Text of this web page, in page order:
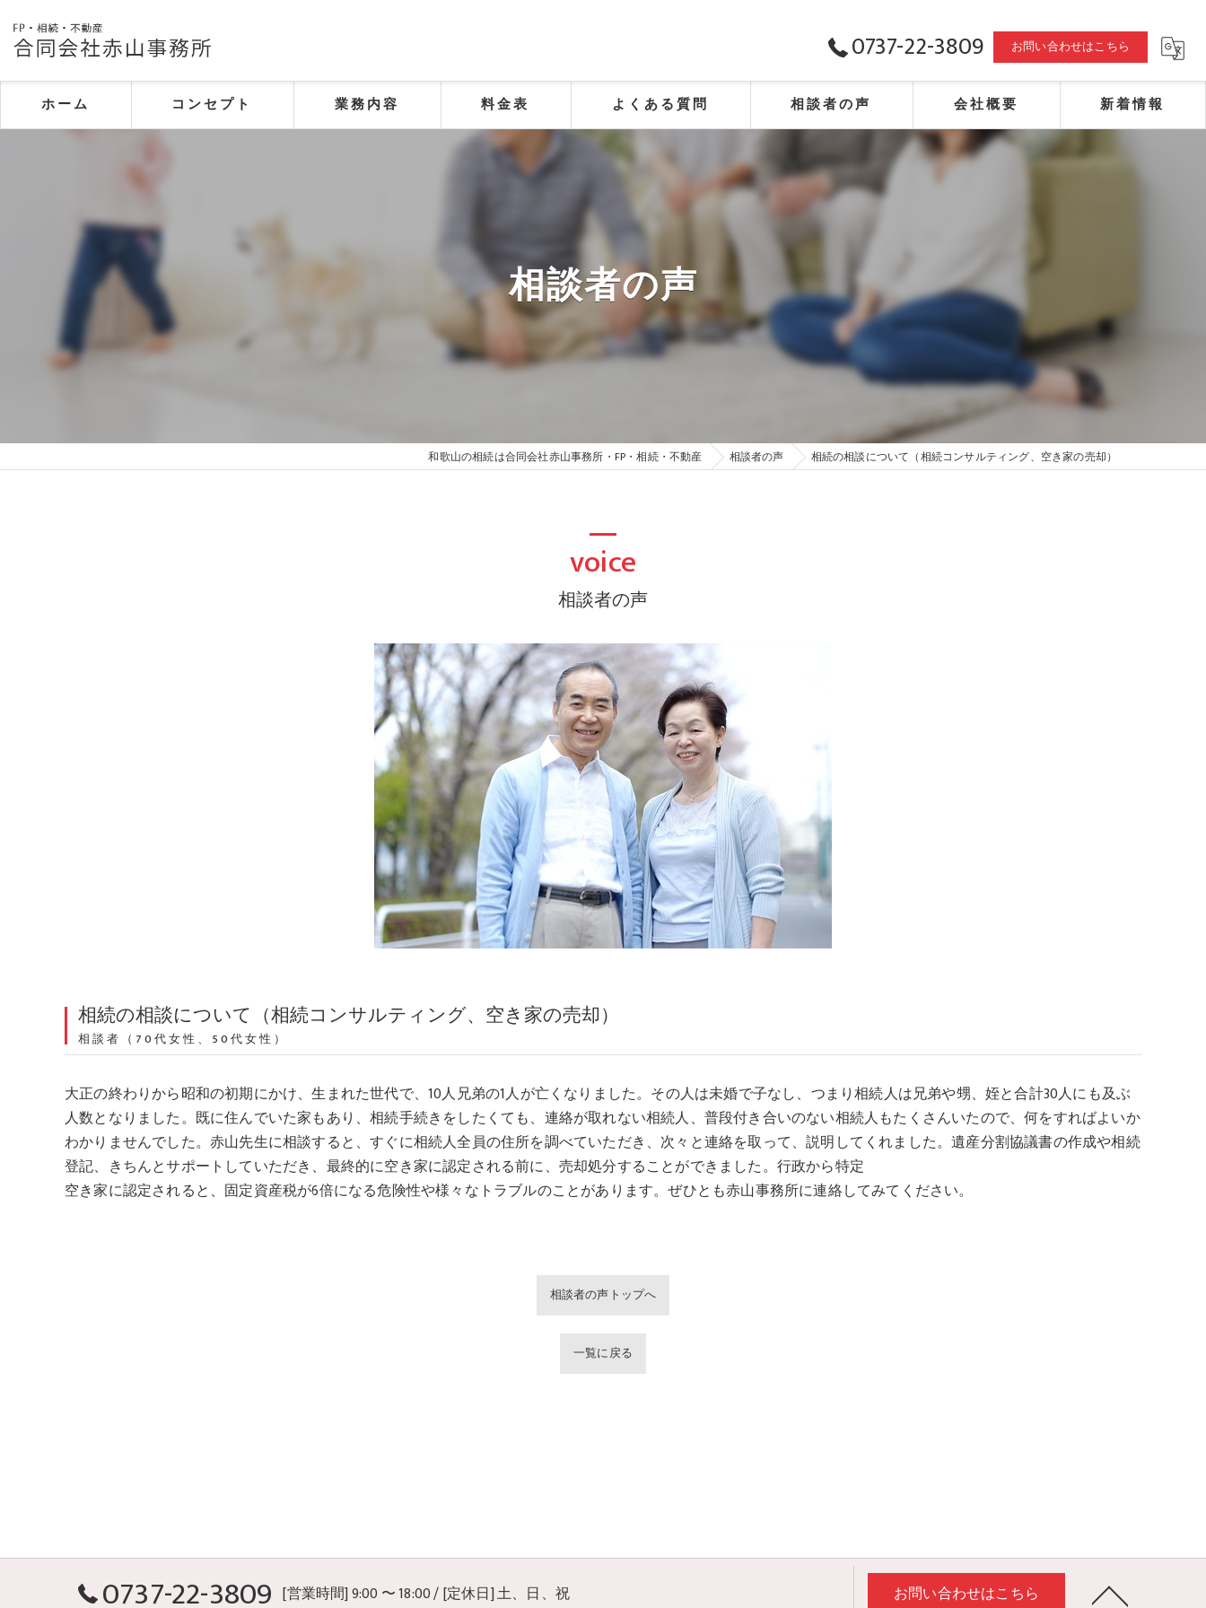
0737-22-3809 お問い合わせはこちら
ホーム コンセプト 業務内容 料金表 よくある質問 相談者の声 会社概要
合同会社赤山事務所・エフピー・相続・不動産
新着情報
相談者の声
和歌山の相続は合同会社赤山事務所・FP・相続・不動産 相談者の声 相続の相談について（相続コンサルティング、空き家の売却）
相談者の声
voice
相続の相談について（相続コンサルティング、空き家の売却）
相談者（70代女性、50代女性）
大正の終わりから昭和の初期にかけ、生まれた世代で、10人兄弟の1人が亡くなりました。その人は未婚で子なし、つまり相続人は兄弟や甥、姪と合計30人にも及ぶ
人数となりました。既に住んでいた家もあり、相続手続きをしたくても、連絡が取れない相続人、普段付き合いのない相続人もたくさんいたので、何をすればよいか
わかりませんでした。赤山先生に相談すると、すぐに相続人全員の住所を調べていただき、次々と連絡を取って、説明してくれました。遺産分割協議書の作成や相続
登記、きちんとサポートしていただき、最終的に空き家に認定される前に、売却処分することができました。行政から特定
空き家に認定されると、固定資産税が6倍になる危険性や様々なトラブルのことがあります。ぜひとも赤山事務所に連絡してみてください。
相談者の声トップへ
一覧に戻る
0737-22-3809 [営業時間] 9:00 〜 18:00 / [定休日] 土、日、祝 お問い合わせはこちら